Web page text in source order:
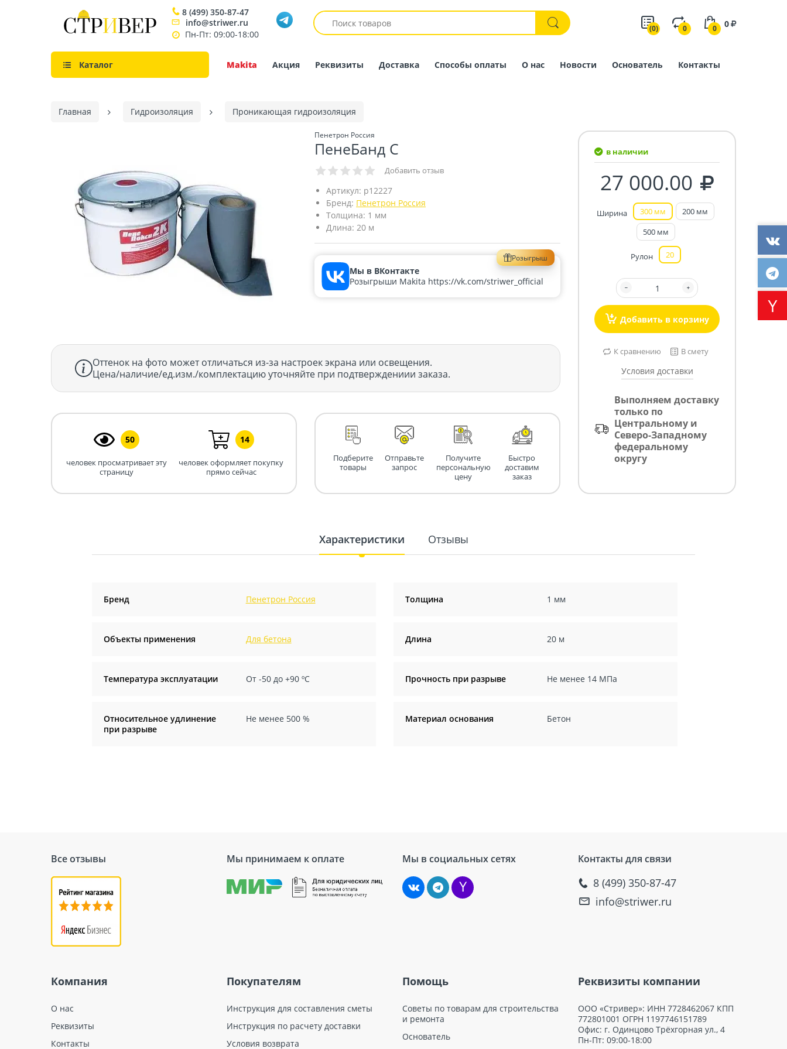
8 (499) 350-87-47
info@striwer.ru
Пн-Пт: 09:00-18:00
(0) 0 0 0
Каталог Makita Акция Реквизиты Доставка Способы оплаты О нас Новости Основатель Контакты
Главная Гидроизоляция Проникающая гидроизоляция
Пенетрон Россия
ПенеБанд С
Добавить отзыв
Артикул: p12227
Бренд: Пенетрон Россия
Толщина: 1 мм
Длина: 20 м
Розыгрыш
Мы в ВКонтакте
Розыгрыши Makita https://vk.com/striwer_official
Оттенок на фото может отличаться из-за настроек экрана или освещения.
Цена/наличие/ед.изм./комплектацию уточняйте при подтверждениии заказа.
50
человек просматривает эту
страницу
14
человек оформляет покупку
прямо сейчас
Подберите
товары
Отправьте
запрос
Получите
персональную
цену
Быстро
доставим
заказ
в наличии
27 000.00
Ширина 300 мм
200 мм
500 мм
Рулон 20
Добавить в корзину
К сравнению В смету
Условия доставки
Выполняем доставку
только по
Центральному и
Северо-Западному
федеральному
округу
Характеристики Отзывы
Бренд Пенетрон Россия Толщина 1 мм
Объекты применения Для бетона Длина 20 м
Температура эксплуатации От -50 до +90 ºС Прочность при разрыве Не менее 14 МПа
Относительное удлинение
при разрыве
Не менее 500 % Материал основания Бетон
Все отзывы Мы принимаем к оплате Мы в социальных сетях Контакты для связи
8 (499) 350-87-47
info@striwer.ru
Компания
О нас
Реквизиты
Контакты
Покупателям
Инструкция для составления сметы
Инструкция по расчету доставки
Условия возврата
Помощь
Советы по товарам для строительства
и ремонта
Основатель
Реквизиты компании
ООО «Стривер»: ИНН 7728462067 КПП
772801001 ОГРН 1197746151789
Офис: г. Одинцово Трёхгорная ул., 4
Пн-Пт: 09:00-18:00